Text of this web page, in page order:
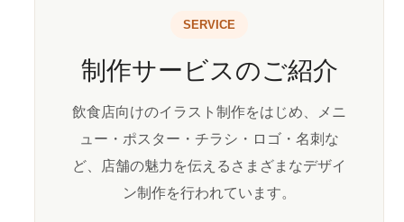
SERVICE
制作サービスのご紹介
飲食店向けのイラスト制作をはじめ、メニ
ュー・ポスター・チラシ・ロゴ・名刺な
ど、店舗の魅力を伝えるさまざまなデザイ
ン制作を行われています。